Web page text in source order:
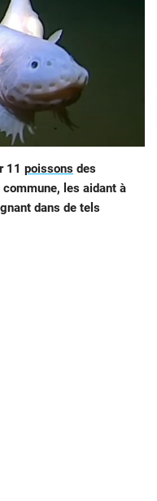
11 poissons des
les aidant à
dans de tels